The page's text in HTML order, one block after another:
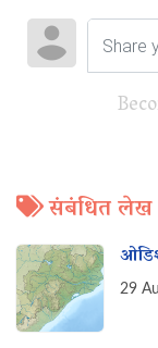
संबंधित लेख
29